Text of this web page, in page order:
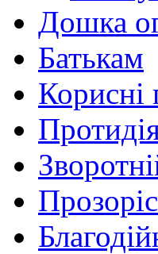
Дошка
Батькам
Корисні